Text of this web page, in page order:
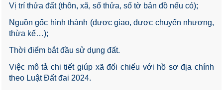
Vị trí thửa đất (thôn, xã, số thửa, số tờ bản đồ nếu có);
Nguồn gốc hình thành (được giao, được chuyển nhượng,
thừa kế…);
Thời điểm bắt đầu sử dụng đất.
Việc mô tả chi tiết giúp xã đối chiếu với hồ sơ địa chính
theo Luật Đất đai 2024.